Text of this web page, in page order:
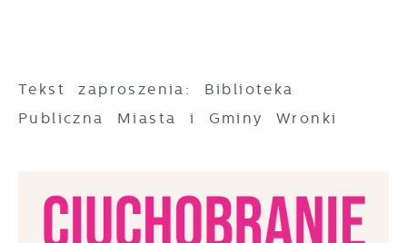
Tekst zaproszenia: Biblioteka
Publiczna Miasta i Gminy Wronki